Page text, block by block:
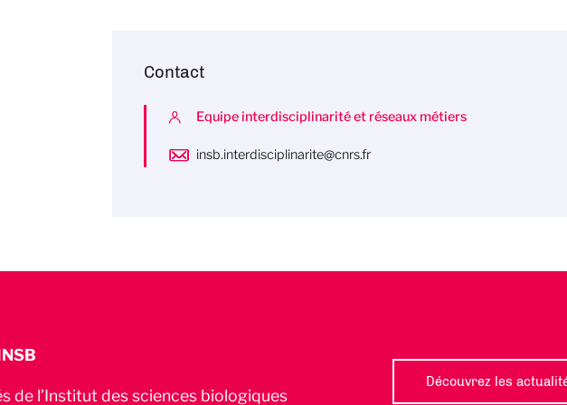
Contact
Equipe interdisciplinarité et réseaux métiers
insb.interdisciplinarite@cnrs.fr
de l’Institut des sciences biologiques
Découvrez les